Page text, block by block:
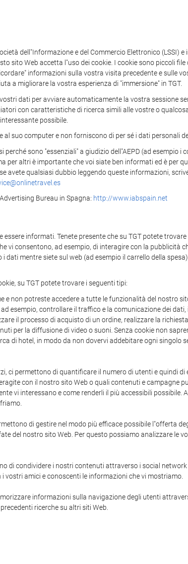
dell"Informazione e del Commercio Elettronico (LSSI)
sito Web accetta l"uso dei cookie. I cookie sono piccoli file
informazioni sulla vostra visita precedente e sulle
a migliorare la vostra esperienza di "immersione" in TGT.
dati per avviare automaticamente la vostra sessione
con caratteristiche di ricerca simili alle vostre o
possibile.
suo computer e non forniscono di per sé i dati personali
sono "essenziali" a giudizio dell"AEPD (ad esempio i
altri è importante che voi siate ben informati ed è per
qualsiasi dubbio leggendo queste informazioni,
Bureau in Spagna: http://www.iabspain.net
informati. Tenete presente che su TGT potete
vi consentono, ad esempio, di interagire con la pubblicità
mentre siete sul web (ad esempio il carrello della
su TGT potete trovare i seguenti tipi:
e non potreste accedere a tutte le funzionalità del nostro
esempio, controllare il traffico e la comunicazione dei
il processo di acquisto di un ordine, realizzare la
per la diffusione di video o suoni. Senza cookie non
di hotel, in modo da non dovervi addebitare ogni singolo
ci permettono di quantificare il numero di utenti e quindi
con il nostro sito Web o quali contenuti e campagne
vi interessano e come renderli il più accessibili possibile.
di gestire nel modo più efficace possibile l"offerta
del nostro sito Web. Per questo possiamo analizzare le
di condividere i nostri contenuti attraverso i social
vostri amici e conoscenti le informazioni che vi mostriamo.
informazioni sulla navigazione degli utenti
ricerche su altri siti Web.